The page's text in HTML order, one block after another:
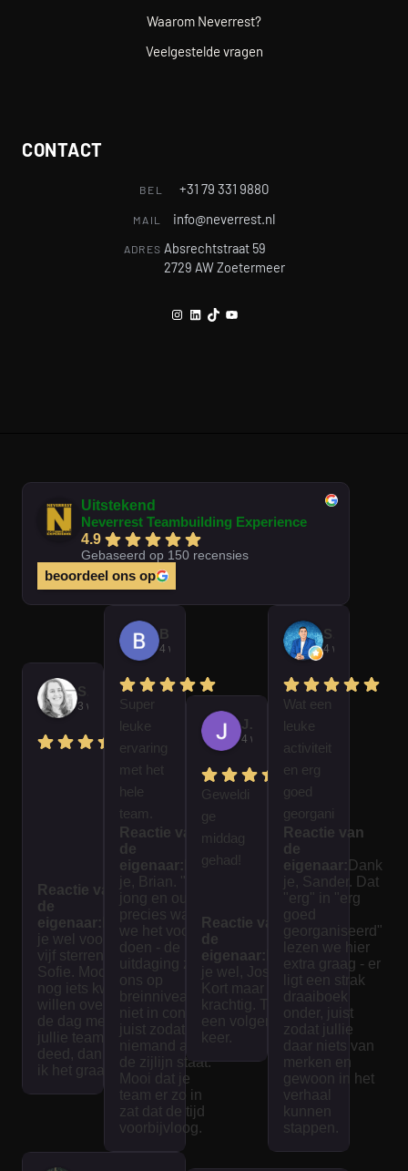
Waarom Neverrest?
Veelgestelde vragen
CONTACT
BEL +31 79 331 9880
MAIL info@neverrest.nl
ADRES Absrechtstraat 59
2729 AW Zoetermeer
Instagram
LinkedIn
TikTokYouTube
Uitstekend
Neverrest Teambuilding Experience
4.9
Gebaseerd op 150 recensies
beoordeel ons op
3 weken geleden
Reactie van
de
eigenaar:
Dank
je wel voor de
vijf sterren,
Sofie. Mocht je
nog iets kwijt
willen over wat
de dag met
jullie team
deed, dan lees
ik het graag.
4 weken geleden
Super
leuke
ervaring
met het
hele
team.
Spanne
nd en
interess
ant voor
jong en
oud! Het
spel
was
goed
uitgedac
ht en
interacti
ef. De
tijd vliegt
Reactie van
de
eigenaar:
Dank
je, Brian. "Voor
jong en oud" is
precies waar
we het voor
doen - de
uitdaging zit bij
ons op
breinniveau en
niet in conditie,
juist zodat
niemand aan
de zijlijn staat.
Mooi dat je
team er zo in
zat dat de tijd
voorbijvloog.
José Van Gorkum
4 weken geleden
Geweldi
ge
middag
gehad!
Reactie van
de
eigenaar:
Dank
je wel, Jose.
Kort maar
krachtig. Tot
een volgende
keer.
4 weken geleden
Wat een
leuke
activiteit
en erg
goed
georgani
seerd.
We
hebben
een
mooie
dag
gehad.
Reactie van
de
eigenaar: Dank
je, Sander. Dat
"erg" in "erg
goed
georganiseerd"
lezen we hier
extra graag - er
ligt een strak
draaiboek
onder, juist
zodat jullie
daar niets van
merken en
gewoon in het
verhaal
kunnen
stappen.